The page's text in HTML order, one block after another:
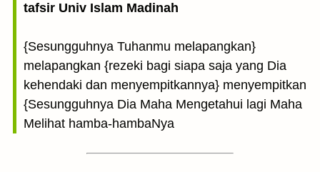
tafsir Univ Islam Madinah
{Sesungguhnya Tuhanmu melapangkan}
melapangkan {rezeki bagi siapa saja yang Dia
kehendaki dan menyempitkannya} menyempitkan
{Sesungguhnya Dia Maha Mengetahui lagi Maha
Melihat hamba-hambaNya